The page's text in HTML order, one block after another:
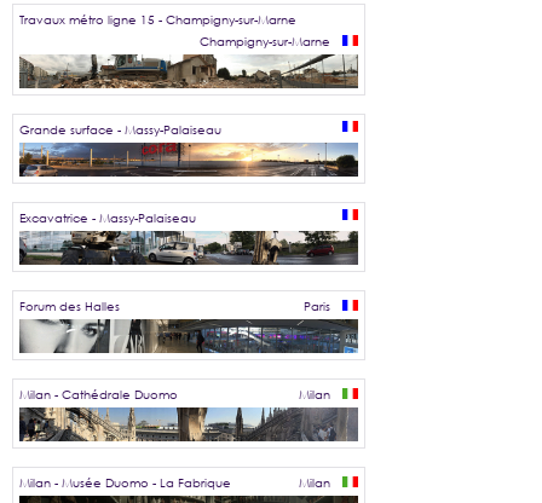
Travaux métro ligne 15 - Champigny-sur-Marne
Champigny-sur-Marne
Grande surface - Massy-Palaiseau
Excavatrice - Massy-Palaiseau
Forum des Halles Paris
Milan - Cathédrale Duomo Milan
Milan - Musée Duomo - La Fabrique Milan